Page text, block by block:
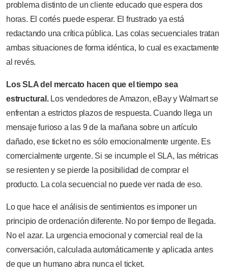
problema distinto de un cliente educado que espera dos
horas. El cortés puede esperar. El frustrado ya está
redactando una crítica pública. Las colas secuenciales tratan
ambas situaciones de forma idéntica, lo cual es exactamente
al revés.
Los SLA del mercato hacen que el tiempo sea
estructural.Los vendedores de Amazon, eBay y Walmart se
enfrentan a estrictos plazos de respuesta. Cuando llega un
mensaje furioso a las 9 de la mañana sobre un artículo
dañado, ese ticket no es sólo emocionalmente urgente. Es
comercialmente urgente. Si se incumple el SLA, las métricas
se resienten y se pierde la posibilidad de comprar el
producto. La cola secuencial no puede ver nada de eso.
Lo que hace el análisis de sentimientos es imponer un
principio de ordenación diferente. No por tiempo de llegada.
No el azar. La urgencia emocional y comercial real de la
conversación, calculada automáticamente y aplicada antes
de que un humano abra nunca el ticket.